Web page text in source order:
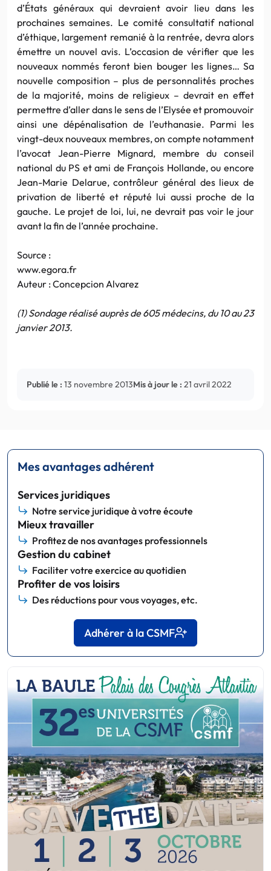
d’États généraux qui devraient avoir lieu dans les
prochaines semaines. Le comité consultatif national
d’éthique, largement remanié à la rentrée, devra alors
émettre un nouvel avis. L’occasion de vérifier que les
nouveaux nommés feront bien bouger les lignes… Sa
nouvelle composition – plus de personnalités proches
de la majorité, moins de religieux – devrait en effet
permettre d’aller dans le sens de l’Elysée et promouvoir
ainsi une dépénalisation de l’euthanasie. Parmi les
vingt-deux nouveaux membres, on compte notamment
l’avocat Jean-Pierre Mignard, membre du conseil
national du PS et ami de François Hollande, ou encore
Jean-Marie Delarue, contrôleur général des lieux de
privation de liberté et réputé lui aussi proche de la
gauche. Le projet de loi, lui, ne devrait pas voir le jour
avant la fin de l’année prochaine.
Source :
www.egora.fr
Auteur : Concepcion Alvarez
(1) Sondage réalisé auprès de 605 médecins, du 10 au 23
janvier 2013.
Publié le : 13 novembre 2013Mis à jour le : 21 avril 2022
Mes avantages adhérent
Services juridiques
Notre service juridique à votre écoute
Mieux travailler
Profitez de nos avantages professionnels
Gestion du cabinet
Faciliter votre exercice au quotidien
Profiter de vos loisirs
Des réductions pour vous voyages, etc.
Adhérer à la CSMF